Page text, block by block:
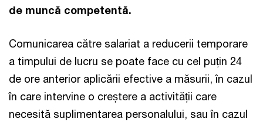
de muncă competentă.
Comunicarea către salariat a reducerii temporare
a timpului de lucru se poate face cu cel puțin 24
de ore anterior aplicării efective a măsurii, în cazul
în care intervine o creștere a activității care
necesită suplimentarea personalului, sau în cazul